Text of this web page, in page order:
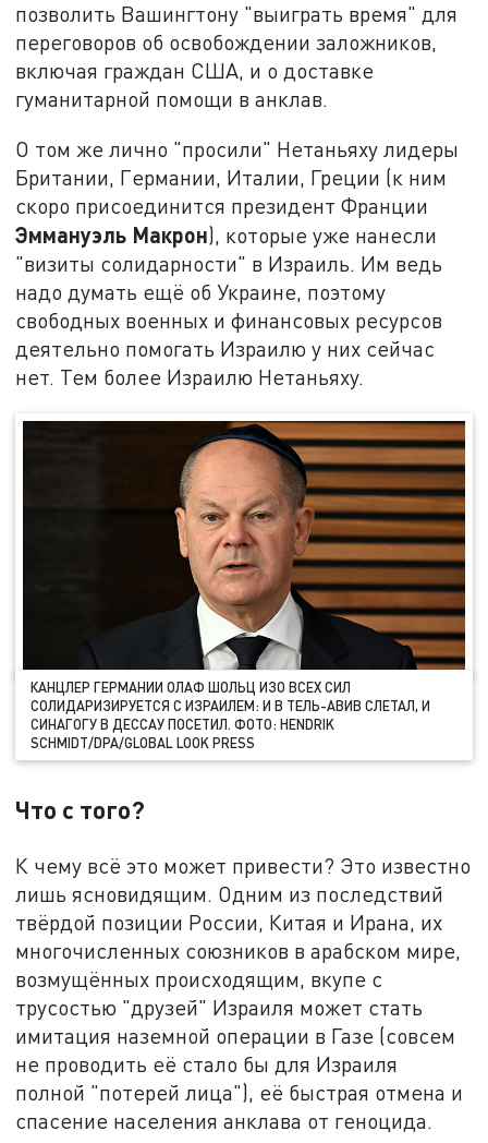
позволить Вашингтону "выиграть время" для
переговоров об освобождении заложников,
включая граждан США, и о доставке
гуманитарной помощи в анклав.
О том же лично "просили" Нетаньяху лидеры
Британии, Германии, Италии, Греции (к ним
скоро присоединится президент Франции
Эммануэль Макрон), которые уже нанесли
"визиты солидарности" в Израиль. Им ведь
надо думать ещё об Украине, поэтому
свободных военных и финансовых ресурсов
деятельно помогать Израилю у них сейчас
нет. Тем более Израилю Нетаньяху.
КАНЦЛЕР ГЕРМАНИИ ОЛАФ ШОЛЬЦ ИЗО ВСЕХ СИЛ
СОЛИДАРИЗИРУЕТСЯ С ИЗРАИЛЕМ: И В ТЕЛЬ-АВИВ СЛЕТАЛ, И
СИНАГОГУ В ДЕССАУ ПОСЕТИЛ. ФОТО: HENDRIK
SCHMIDT/DPA/GLOBAL LOOK PRESS
Что с того?
К чему всё это может привести? Это известно
лишь ясновидящим. Одним из последствий
твёрдой позиции России, Китая и Ирана, их
многочисленных союзников в арабском мире,
возмущённых происходящим, вкупе с
трусостью "друзей" Израиля может стать
имитация наземной операции в Газе (совсем
не проводить её стало бы для Израиля
полной "потерей лица"), её быстрая отмена и
спасение населения анклава от геноцида.